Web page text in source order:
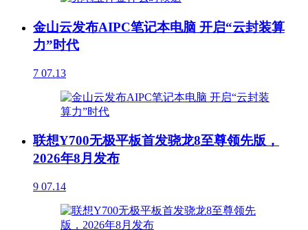
金山云发布AIPC笔记本电脑 开启“云封装算
力”时代
7 07.13
联想Y700无极平板首发骁龙8至尊领先版，
2026年8月发布
9 07.14